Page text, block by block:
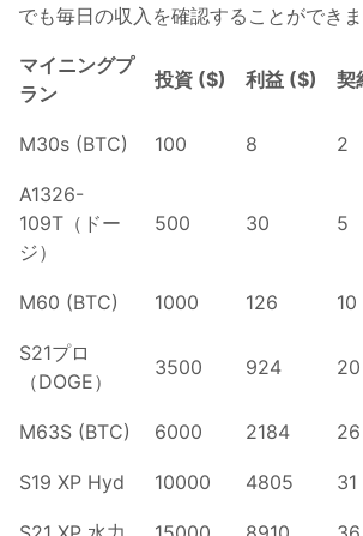
でも毎日の収入を確認することができま
マイニングプ
ラン
投資 ($) 利益 ($) 契
M30s (BTC) 100 8 2
A1326-
109T（ドー
ジ）
500 30 5
M60 (BTC) 1000 126 10
S21プロ
（DOGE）
3500 924 20
M63S (BTC) 6000 2184 26
S19 XP Hyd 10000 4805 31